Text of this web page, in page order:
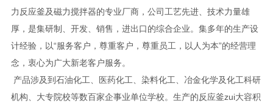
力反应釜及磁力搅拌器的专业厂商，公司工艺先进、技术力量雄
厚，是集研制、开发、销售，进出口的综合企业。集多年的生产设
计经验，以“服务客户，尊重客户，尊重员工，以人为本”的经营理
念，衷心为广大新老客户服务。
产品涉及到石油化工、医药化工、染料化工、冶金化学及化工科研
机构、大专院校等数百家企事业单位学校。生产的反应釜zui大容积